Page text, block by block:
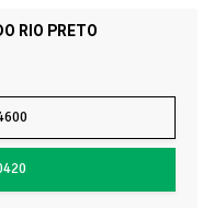
RIO PRETO